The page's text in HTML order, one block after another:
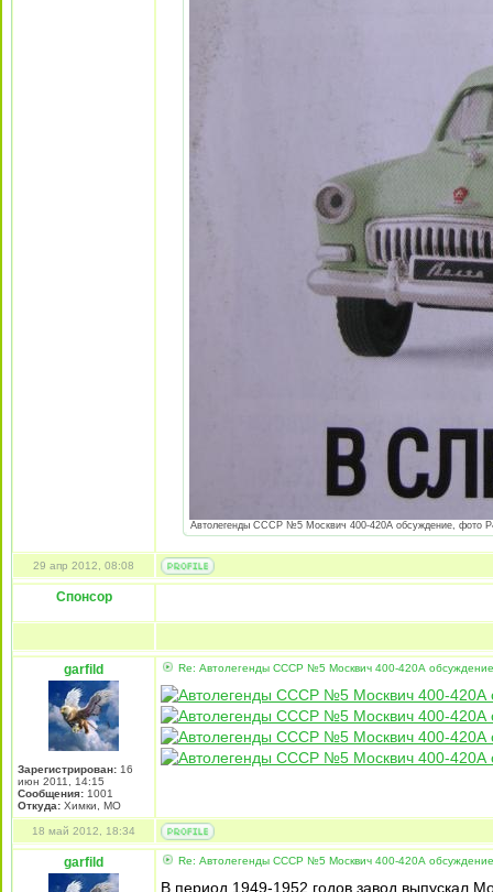
Автолегенды СССР №5 Москвич 400-420А обсуждение, фото
29 апр 2012, 08:08
Спонсор
garfild
Зарегистрирован: 16
июн 2011, 14:15
Сообщения: 1001
Откуда: Химки, МО
Re: Автолегенды СССР №5 Москвич 400-420А
18 май 2012, 18:34
garfild Re: Автолегенды СССР №5 Москвич 400-420А
В период 1949-1952 годов завод выпускал